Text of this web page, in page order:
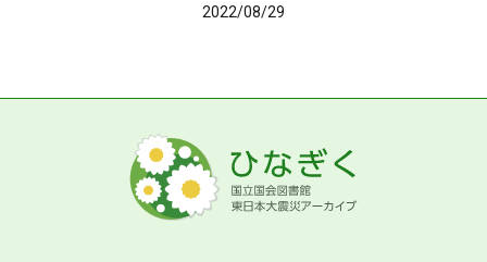
2022/08/29